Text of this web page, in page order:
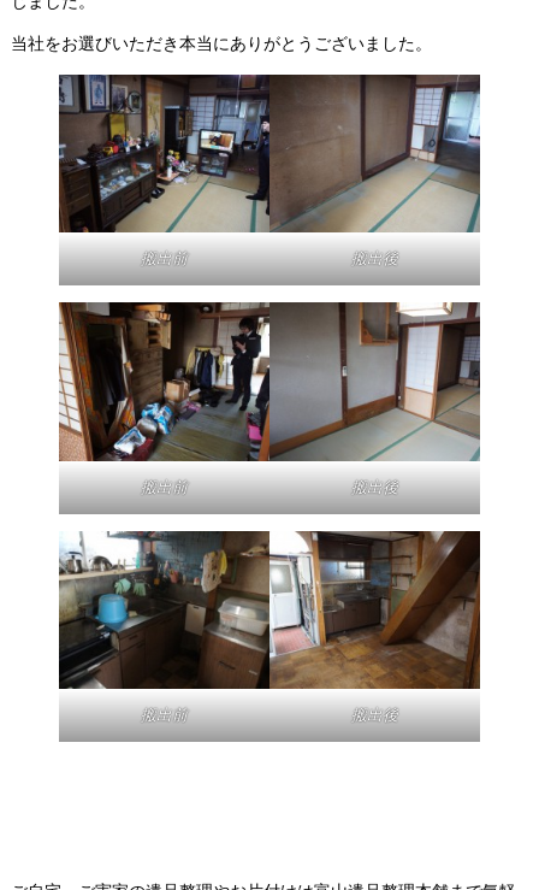
当社をお選びいただき本当にありがとうございました。
搬出前 搬出後
搬出前 搬出後
搬出前 搬出後